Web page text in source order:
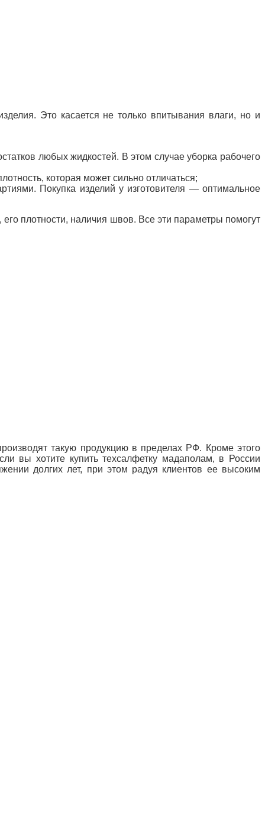
Это касается не только впитывания влаги, но и
любых жидкостей. В этом случае уборка рабочего
которая может сильно отличаться;
Покупка изделий у изготовителя — оптимальное
плотности, наличия швов. Все эти параметры помогут
такую продукцию в пределах РФ. Кроме этого
вы хотите купить техсалфетку мадаполам, в России
долгих лет, при этом радуя клиентов ее высоким